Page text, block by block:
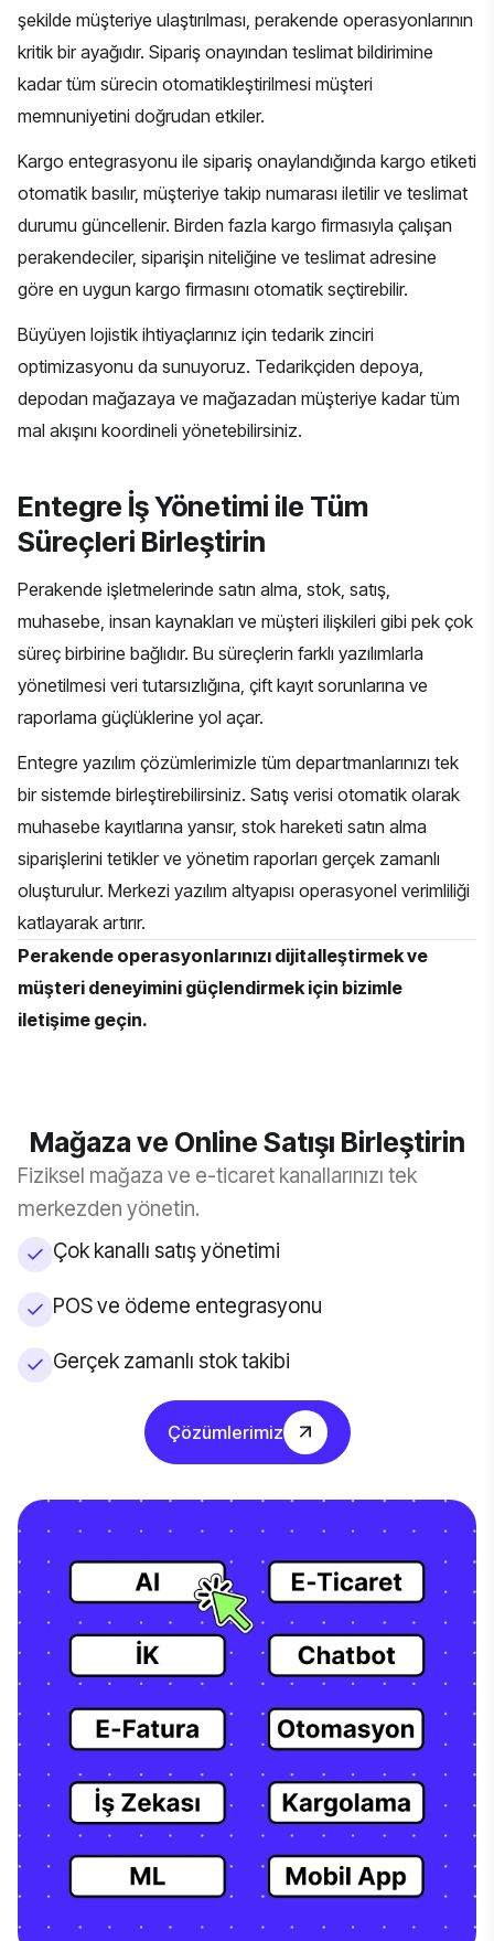
şekilde müşteriye ulaştırılması, perakende operasyonlarının
kritik bir ayağıdır. Sipariş onayından teslimat bildirimine
kadar tüm sürecin otomatikleştirilmesi müşteri
memnuniyetini doğrudan etkiler.
Kargo entegrasyonu ile sipariş onaylandığında kargo etiketi
otomatik basılır, müşteriye takip numarası iletilir ve teslimat
durumu güncellenir. Birden fazla kargo firmasıyla çalışan
perakendeciler, siparişin niteliğine ve teslimat adresine
göre en uygun kargo firmasını otomatik seçtirebilir.
Büyüyen lojistik ihtiyaçlarınız için tedarik zinciri
optimizasyonu da sunuyoruz. Tedarikçiden depoya,
depodan mağazaya ve mağazadan müşteriye kadar tüm
mal akışını koordineli yönetebilirsiniz.
Entegre İş Yönetimi ile Tüm
Süreçleri Birleştirin
Perakende işletmelerinde satın alma, stok, satış,
muhasebe, insan kaynakları ve müşteri ilişkileri gibi pek çok
süreç birbirine bağlıdır. Bu süreçlerin farklı yazılımlarla
yönetilmesi veri tutarsızlığına, çift kayıt sorunlarına ve
raporlama güçlüklerine yol açar.
Entegre yazılım çözümlerimizle tüm departmanlarınızı tek
bir sistemde birleştirebilirsiniz. Satış verisi otomatik olarak
muhasebe kayıtlarına yansır, stok hareketi satın alma
siparişlerini tetikler ve yönetim raporları gerçek zamanlı
oluşturulur. Merkezi yazılım altyapısı operasyonel verimliliği
katlayarak artırır.
Perakende operasyonlarınızı dijitalleştirmek ve
müşteri deneyimini güçlendirmek için bizimle
iletişime geçin.
Mağaza ve Online Satışı Birleştirin
Fiziksel mağaza ve e-ticaret kanallarınızı tek
merkezden yönetin.
Çok kanallı satış yönetimi
POS ve ödeme entegrasyonu
Gerçek zamanlı stok takibi
Çözümlerimiz